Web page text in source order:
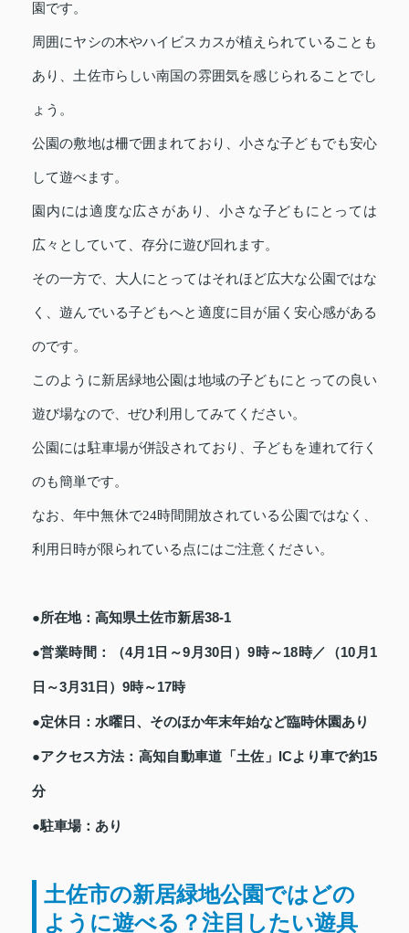
園です。
周囲にヤシの木やハイビスカスが植えられていることも
あり、土佐市らしい南国の雰囲気を感じられることでし
ょう。
公園の敷地は柵で囲まれており、小さな子どもでも安心
して遊べます。
園内には適度な広さがあり、小さな子どもにとっては
広々としていて、存分に遊び回れます。
その一方で、大人にとってはそれほど広大な公園ではな
く、遊んでいる子どもへと適度に目が届く安心感がある
のです。
このように新居緑地公園は地域の子どもにとっての良い
遊び場なので、ぜひ利用してみてください。
公園には駐車場が併設されており、子どもを連れて行く
のも簡単です。
なお、年中無休で24時間開放されている公園ではなく、
利用日時が限られている点にはご注意ください。
●所在地：高知県土佐市新居38‐1
●営業時間：（4月1日～9月30日）9時～18時／（10月1
日～3月31日）9時～17時
●定休日：水曜日、そのほか年末年始など臨時休園あり
●アクセス方法：高知自動車道「土佐」ICより車で約15
分
●駐車場：あり
土佐市の新居緑地公園ではどの
ように遊べる？注目したい遊具